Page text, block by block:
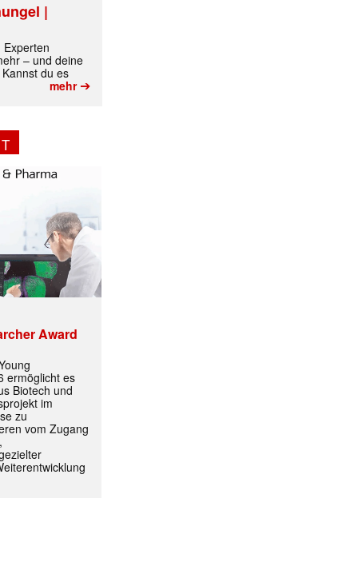
|
Experten
– und deine
du es
mehr➔
Award
ermöglicht es
Biotech und
im
zu
vom Zugang